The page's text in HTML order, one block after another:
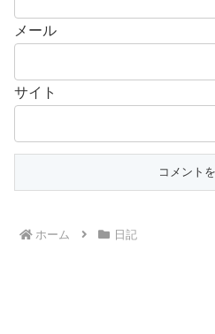
メール
サイト
ホーム 日記